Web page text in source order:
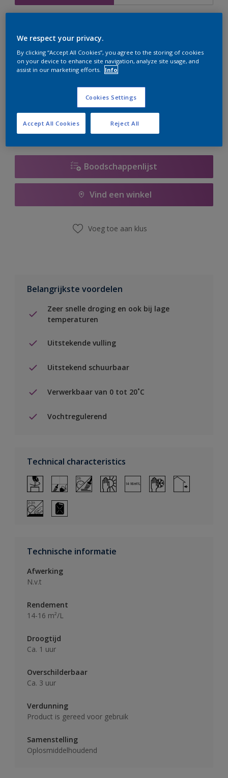
te bestellen. Houd de website in de gaten, we werken
er hard aan om de voorraad aan te vullen.
Boodschappenlijst
Vind een winkel
Voeg toe aan klus
Belangrijkste voordelen
Zeer snelle droging en ook bij lage
temperaturen
Uitstekende vulling
Uitstekend schuurbaar
Verwerkbaar van 0 tot 20˚C
Vochtregulerend
Technical characteristics
Technische informatie
Afwerking
N.v.t
Rendement
14-16 m²/L
Droogtijd
Ca. 1 uur
Overschilderbaar
Ca. 3 uur
Verdunning
Product is gereed voor gebruik
Samenstelling
Oplosmiddelhoudend
We respect your privacy.
By clicking “Accept All Cookies”, you agree to the storing of cookies
on your device to enhance site navigation, analyze site usage, and
assist in our marketing efforts.
Info
Cookies Settings
Reject All
Accept All Cookies